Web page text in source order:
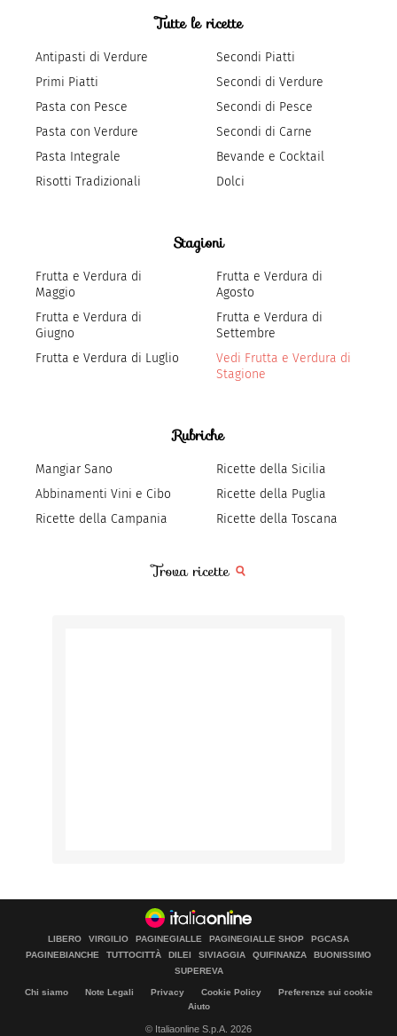
Tutte le ricette
Antipasti di Verdure
Primi Piatti
Pasta con Pesce
Pasta con Verdure
Pasta Integrale
Risotti Tradizionali
Secondi Piatti
Secondi di Verdure
Secondi di Pesce
Secondi di Carne
Bevande e Cocktail
Dolci
Stagioni
Frutta e Verdura di
Maggio
Frutta e Verdura di
Giugno
Frutta e Verdura di Luglio
Frutta e Verdura di
Agosto
Frutta e Verdura di
Settembre
Vedi Frutta e Verdura di
Stagione
Rubriche
Mangiar Sano
Abbinamenti Vini e Cibo
Ricette della Campania
Ricette della Sicilia
Ricette della Puglia
Ricette della Toscana
Trova ricette
LIBERO VIRGILIO PAGINEGIALLE PAGINEGIALLE SHOP
PGCASA
PAGINEBIANCHE
TUTTOCITTÀ DILEI SIVIAGGIA QUIFINANZA
BUONISSIMO
SUPEREVA
Chi siamo Note Legali Privacy Cookie Policy
Preferenze sui cookie
Aiuto
© Italiaonline S.p.A. 2026